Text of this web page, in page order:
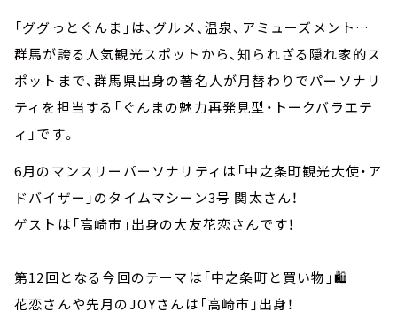
「ググっとぐんま」は、グルメ、温泉、アミューズメント…
群馬が誇る人気観光スポットから、知られざる隠れ家的ス
ポットまで、群馬県出身の著名人が月替わりでパーソナリ
ティを担当する「ぐんまの魅力再発見型・トークバラエテ
ィ」です。
6月のマンスリーパーソナリティは「中之条町観光大使・ア
ドバイザー」のタイムマシーン3号 関太さん！
ゲストは「高崎市」出身の大友花恋さんです！
第12回となる今回のテーマは「中之条町と買い物」🛍️
花恋さんや先月のJOYさんは「高崎市」出身！